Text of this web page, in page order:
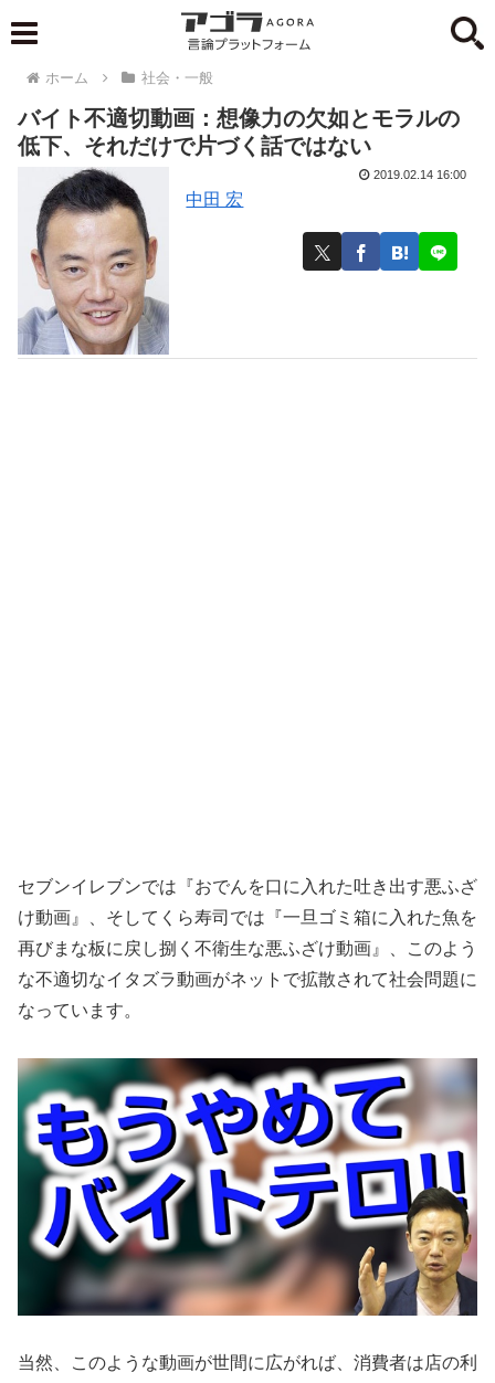
ホーム 社会・一般
バイト不適切動画：想像力の欠如とモラルの
低下、それだけで片づく話ではない
中田 宏
2019.02.14 16:00
セブンイレブンでは『おでんを口に入れた吐き出す悪ふざ
け動画』、そしてくら寿司では『一旦ゴミ箱に入れた魚を
再びまな板に戻し捌く不衛生な悪ふざけ動画』、このよう
な不適切なイタズラ動画がネットで拡散されて社会問題に
なっています。
当然、このような動画が世間に広がれば、消費者は店の利